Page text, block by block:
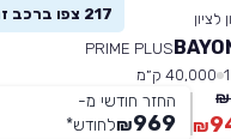
לציון 217 צפו ברכב זה
PRIME PLUS
40,000 ק״מ
₪
החזר חודשי מ-
969
₪לחודש*